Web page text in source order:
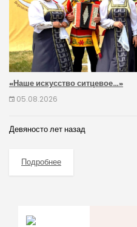
«Наше искусство ситцевое…»
05.08.2026
Девяносто лет назад
Подробнее